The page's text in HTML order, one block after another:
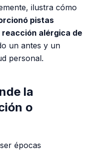
ilustra cómo
pistas
alérgica de
un antes y un
personal.
la
o
épocas